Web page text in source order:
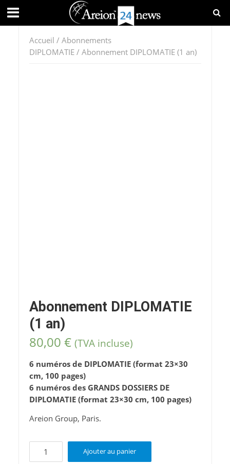
Accueil / Abonnements
DIPLOMATIE/ Abonnement DIPLOMATIE (1 an)
Abonnement DIPLOMATIE
(1 an)
80,00 € (TVA incluse)
6 numéros de DIPLOMATIE (format 23×30
cm, 100 pages)
6 numéros des GRANDS DOSSIERS DE
DIPLOMATIE (format 23×30 cm, 100 pages)
Areion Group, Paris.
quantité
Ajouter au panier